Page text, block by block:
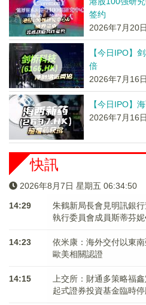
签约
2026年7月20
【今日IPO】
倍
2026年7月16
【今日IPO】
2026年7月16
快訊
2026年8月7日 星期五 06:34:50
14:29
朱鶴新局長會見明訊銀
執行委員會成員斯蒂芬妮
14:23
依米康：海外交付以東
歐美相關認證
14:15
上交所：財通多策略福
起式證券投資基金臨時停